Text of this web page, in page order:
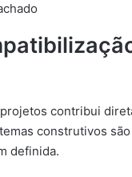
contribui
construtivos
definida.